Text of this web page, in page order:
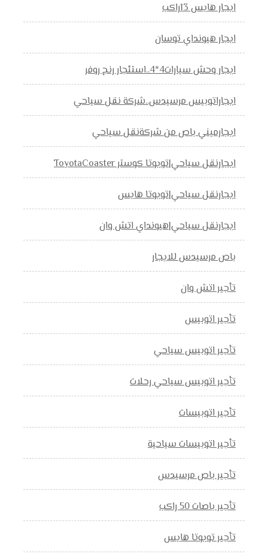
ايجار هايس 13راكب
ايجار هيونداي توسان
ايجار وحش سيارات4*4..استئجار رنج روفر
ايجاراتوبيس مرسيدس..شركة نقل سياحي
ايجارميني باص من شركةنقل سياحي
ايجارنقل سياحي|تويوتا كوستر ToyotaCoaster
ايجارنقل سياحي|تويوتا هايس
ايجارنقل سياحي|هيونداي اتش وان
باص مرسيدس للايجار
تأجير اتش وان
تأجير اتوبيس
تأجير اتوبيس سياحي
تأجير اتوبيس سياحي رحلات
تأجير اتوبيسات
تأجير اتوبيسات سياحية
تأجير باص مرسيدس
تأجير باصات 50 راكب
تأجير تويوتا هايس